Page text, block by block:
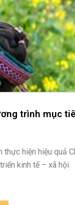
trình mục
thực hiện hiệu quả
kinh tế – xã hội